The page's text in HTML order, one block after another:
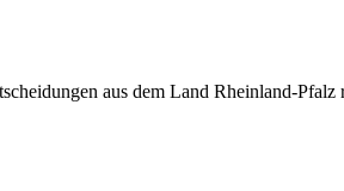
aus dem Land Rheinland-